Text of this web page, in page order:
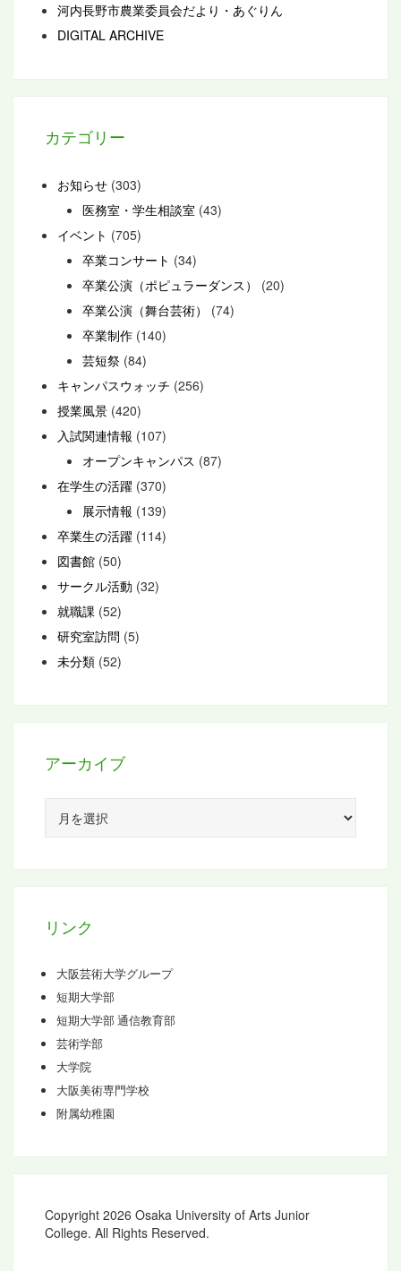
河内長野市農業委員会だより・あぐりん
DIGITAL ARCHIVE
カテゴリー
お知らせ (303)
医務室・学生相談室 (43)
イベント (705)
卒業コンサート (34)
卒業公演（ポピュラーダンス）
(20)
卒業公演（舞台芸術）
(74)
卒業制作 (140)
芸短祭 (84)
キャンパスウォッチ (256)
授業風景 (420)
入試関連情報 (107)
オープンキャンパス (87)
在学生の活躍 (370)
展示情報 (139)
卒業生の活躍 (114)
図書館 (50)
サークル活動 (32)
就職課 (52)
研究室訪問 (5)
未分類 (52)
アーカイブ
カ
リンク
大阪芸術大学グループ
短期大学部
短期大学部 通信教育部
芸術学部
大学院
大阪美術専門学校
附属幼稚園
Copyright 2026 Osaka University of Arts Junior
College. All Rights Reserved.